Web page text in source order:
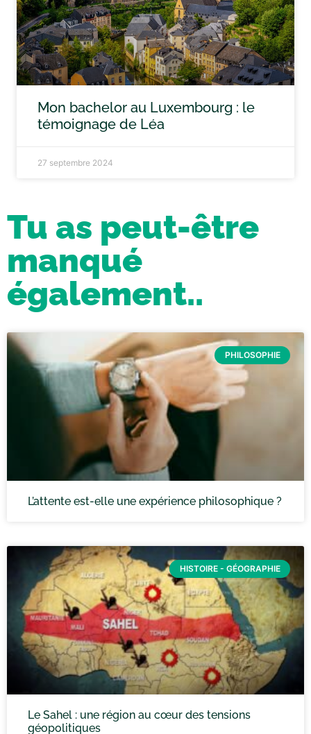
Mon bachelor au Luxembourg : le
témoignage de Léa
27 septembre 2024
Tu as peut-être
manqué
également..
PHILOSOPHIE
L’attente est-elle une expérience philosophique ?
HISTOIRE - GÉOGRAPHIE
Le Sahel : une région au cœur des tensions
géopolitiques